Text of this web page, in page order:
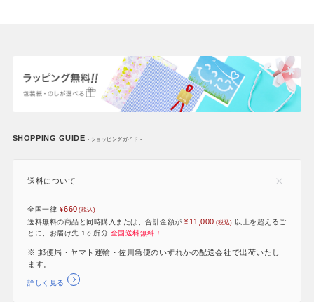
SHOPPING GUIDE - ショッピングガイド -
送料について
全国一律 660
送料無料の商品と同時購入または、合計金額が 11,000
以上を超えるご
とに、お届け先 1ヶ所分 全国送料無料！
※ 郵便局・ヤマト運輸・佐川急便のいずれかの配送会社で出荷いたし
ます。
詳しく見る